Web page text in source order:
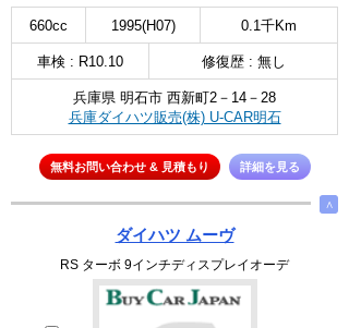
660cc 1995(H07) 0.1千Km
車検 : R10.10 修復歴 : 無し
兵庫県 明石市 西新町2－14－28
兵庫ダイハツ販売(株) U-CAR明石
無料お問い合わせ & 見積もり 詳細を見る
∧
ダイハツ ムーヴ
RS ターボ 9インチディスプレイオーデ